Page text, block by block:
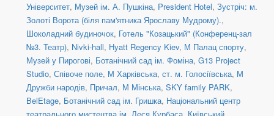
Університет, Музей ім. А. Пушкіна, President Hotel, Зустріч: м.
Золоті Ворота (біля пам'ятника Ярославу Мудрому).,
Шоколадний будиночок, Готель "Козацький" (Конференц-зал
№3. Театр), Nivki-hall, Hyatt Regency Kiev, М Палац спорту,
Музей у Пирогові, Ботанічний сад ім. Фоміна, G13 Project
Studio, Співоче поле, М Харківська, ст. м. Голосіївська, М
Дружби народів, Причал, М Мінська, SKY family PARK,
BelEtage, Ботанічний сад ім. Гришка, Національний центр